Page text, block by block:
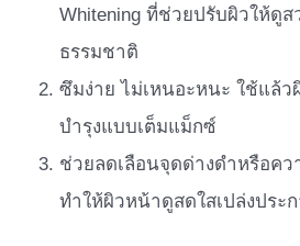
Whitening ที่ช่วยปรับผิวให้ดูส
ธรรมชาติ
ซึมง่าย ไม่เหนอะหนะ ใช้แล้ว
บำรุงแบบเต็มแม็กซ์
ช่วยลดเลือนจุดด่างดำหรือคว
ทำให้ผิวหน้าดูสดใสเปล่งประ